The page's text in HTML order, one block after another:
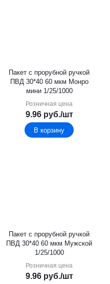
Пакет с прорубной ручкой
ПВД 30*40 60 мкм Монро
мини 1/25/1000
Розничная цена
9.96руб./шт
В корзину
Пакет с прорубной ручкой
ПВД 30*40 60 мкм Мужской
1/25/1000
Розничная цена
9.96руб./шт